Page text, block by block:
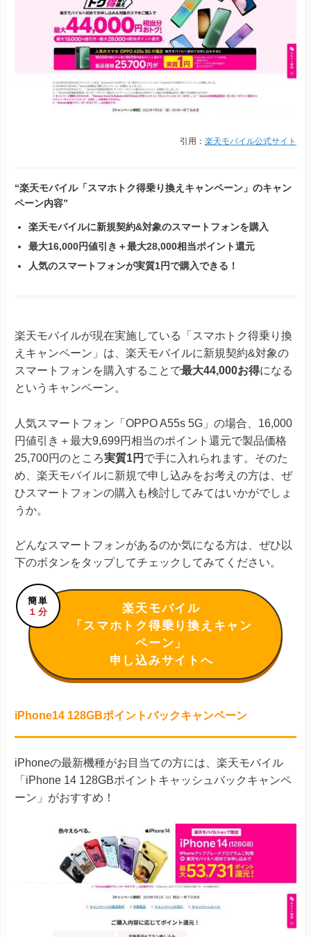
引用： 楽天モバイル公式サイト
“楽天モバイル「スマホトク得乗り換えキャンペーン」のキャン
ペーン内容”
楽天モバイルに新規契約&対象のスマートフォンを購入
最大16,000円値引き＋最大28,000相当ポイント還元
人気のスマートフォンが実質1円で購入できる！
楽天モバイルが現在実施している「スマホトク得乗り換
えキャンペーン」は、楽天モバイルに新規契約&対象の
スマートフォンを購入することで最大44,000お得になる
というキャンペーン。
人気スマートフォン「OPPO A55s 5G」の場合、16,000
円値引き＋最大9,699円相当のポイント還元で製品価格
25,700円のところ実質1円 で手に入れられます。そのた
め、楽天モバイルに新規で申し込みをお考えの方は、ぜ
ひスマートフォンの購入も検討してみてはいかがでしょ
うか。
どんなスマートフォンがあるのか気になる方は、ぜひ以
下のボタンをタップしてチェックしてみてください。
簡単
１分
楽天モバイル
「スマホトク得乗り換えキャン
ペーン」
申し込みサイトへ
iPhone14 128GBポイントバックキャンペーン
iPhoneの最新機種がお目当ての方には、楽天モバイル
「iPhone 14 128GBポイントキャッシュバックキャンペ
ーン」がおすすめ！